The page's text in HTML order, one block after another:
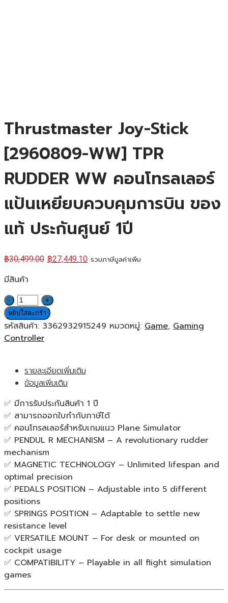
Thrustmaster Joy-Stick
[2960809-WW] TPR
RUDDER WW คอนโทรลเลอร์
แป้นเหยียบควบคุมการบิน ของ
แท้ ประกันศูนย์ 1ปี
฿30,499.00 ฿27,449.10 รวมภาษีมูลค่าเพิ่ม
มีสินค้า
จำนวน
Thrustmaster
Joy-
Stick
TPR
RUDDER
WW
คอนโทรลเลอร์
แป้น
เหยียบ
ควบคุม
การ
บิน
ของ
แท้
ประกัน
ศูนย์
1ปี
ชิ้น
หยิบใส่ตะกร้า
รหัสสินค้า: 3362932915249 หมวดหมู่: Game, Gaming
Controller
รายละเอียดเพิ่มเติม
ข้อมูลเพิ่มเติม
✅ มีการรับประกันสินค้า 1 ปี
✅ สามารถออกใบกำกับภาษีได้
✅ คอนโทรลเลอร์สำหรับเกมแนว Plane Simulator
✅ PENDUL R MECHANISM – A revolutionary rudder
mechanism
✅ MAGNETIC TECHNOLOGY – Unlimited lifespan and
optimal precision
✅ PEDALS POSITION – Adjustable into 5 different
positions
✅ SPRINGS POSITION – Adaptable to settle new
resistance level
✅ VERSATILE MOUNT – For desk or mounted on
cockpit usage
✅ COMPATIBILITY – Playable in all flight simulation
games